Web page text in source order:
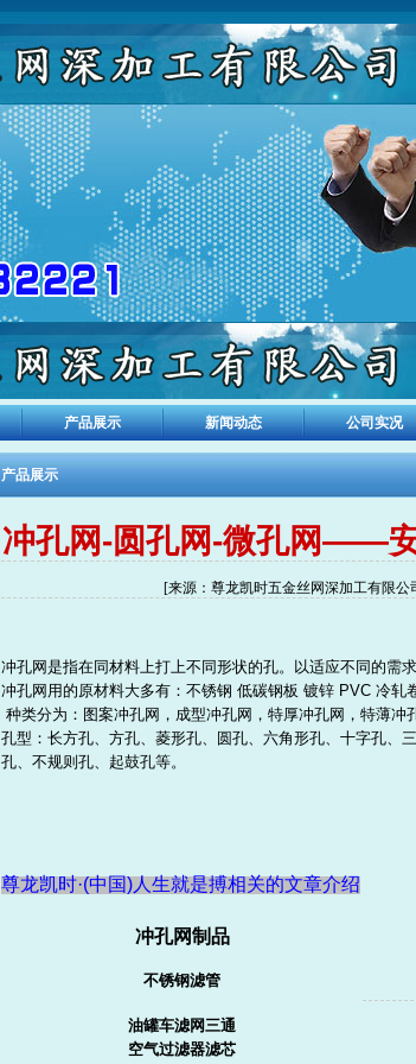
产品展示 新闻动态 公司实况
产品展示
冲孔网-圆孔网-微孔网——
[来源：尊龙凯时五金丝网深加工有限
冲孔网是指在同材料上打上不同形状的孔。以适应不同的需求
冲孔网用的原材料大多有：不锈钢 低碳钢板 镀锌 PVC 冷轧
种类分为：图案冲孔网，成型冲孔网，特厚冲孔网，特薄冲
孔型：长方孔、方孔、菱形孔、圆孔、六角形孔、十字孔、
孔、不规则孔、起鼓孔等。
尊龙凯时·(中国)人生就是搏相关的文章介绍
冲孔网制品
不锈钢滤管
油罐车滤网三通
空气过滤器滤芯